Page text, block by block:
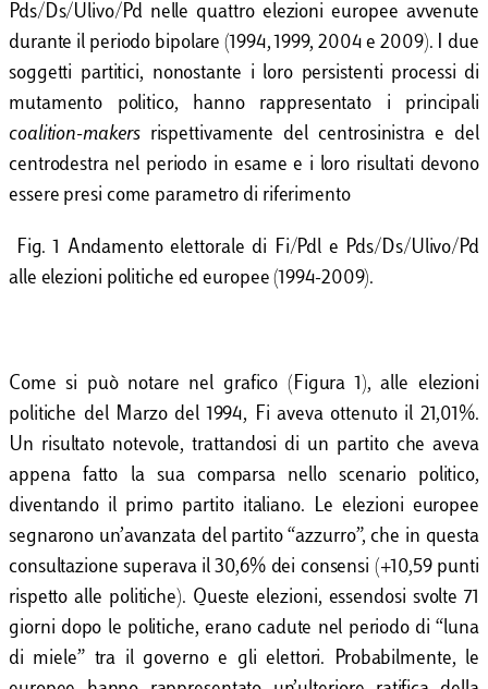
Pds/Ds/Ulivo/Pd nelle quattro elezioni europee avvenute
durante il periodo bipolare (1994, 1999, 2004 e 2009). I due
soggetti partitici, nonostante i loro persistenti processi di
mutamento politico, hanno rappresentato i principali
coalition-makersrispettivamente del centrosinistra e del
centrodestra nel periodo in esame e i loro risultati devono
essere presi come parametro di riferimento
Fig. 1 Andamento elettorale di Fi/Pdl e Pds/Ds/Ulivo/Pd
alle elezioni politiche ed europee (1994-2009).
Come si può notare nel grafico (Figura 1), alle elezioni
politiche del Marzo del 1994, Fi aveva ottenuto il 21,01%.
Un risultato notevole, trattandosi di un partito che aveva
appena fatto la sua comparsa nello scenario politico,
diventando il primo partito italiano. Le elezioni europee
segnarono un’avanzata del partito “azzurro”, che in questa
consultazione superava il 30,6% dei consensi (+10,59 punti
rispetto alle politiche). Queste elezioni, essendosi svolte 71
giorni dopo le politiche, erano cadute nel periodo di “luna
di miele” tra il governo e gli elettori. Probabilmente, le